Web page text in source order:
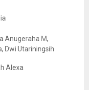
Anugeraha M,
Dwi Utariningsih
Alexa